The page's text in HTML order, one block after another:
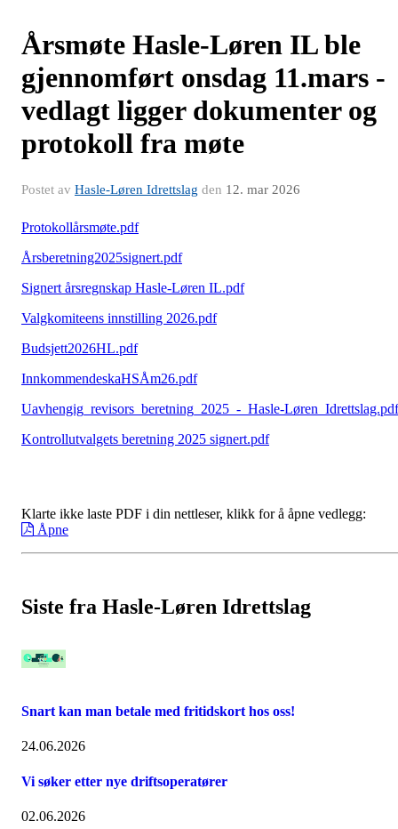
Årsmøte Hasle-Løren IL ble
gjennomført onsdag 11.mars -
vedlagt ligger dokumenter og
protokoll fra møte
Postet av Hasle-Løren Idrettslag den 12. mar 2026
Protokollårsmøte.pdf
Årsberetning2025signert.pdf
Signert årsregnskap Hasle-Løren IL.pdf
Valgkomiteens innstilling 2026.pdf
Budsjett2026HL.pdf
InnkommendeskaHSÅm26.pdf
Uavhengig_revisors_beretning_2025_-_Hasle-Løren_Idrettslag.pdf
Kontrollutvalgets beretning 2025 signert.pdf
Klarte ikke laste PDF i din nettleser, klikk for å åpne vedlegg:
Åpne
Siste fra Hasle-Løren Idrettslag
Snart kan man betale med fritidskort hos oss!
24.06.2026
Vi søker etter nye driftsoperatører
02.06.2026